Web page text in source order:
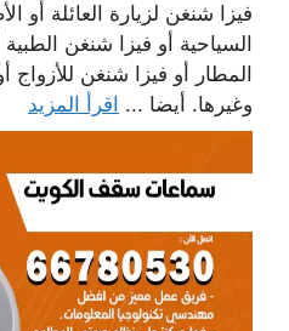
فيزا شنغن لزيارة العائلة أو
السياحية أو فيزا شنغن
المطار أو فيزا شنغن للأزواج
وغيرها. أيضا ... اقرأ المزيد